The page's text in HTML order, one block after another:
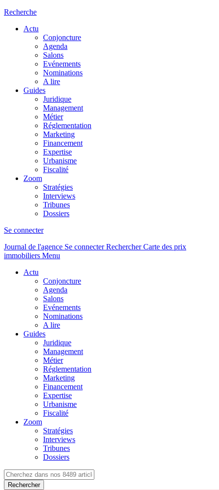
Recherche
Actu
Conjoncture
Agenda
Salons
Evénements
Nominations
A lire
Guides
Juridique
Management
Métier
Réglementation
Marketing
Financement
Expertise
Urbanisme
Fiscalité
Zoom
Stratégies
Interviews
Tribunes
Dossiers
Se connecter
Journal de l'agence Se connecterRechercher Carte des prix
immobiliers Menu
Actu
Conjoncture
Agenda
Salons
Evénements
Nominations
A lire
Guides
Juridique
Management
Métier
Réglementation
Marketing
Financement
Expertise
Urbanisme
Fiscalité
Zoom
Stratégies
Interviews
Tribunes
Dossiers
Rechercher